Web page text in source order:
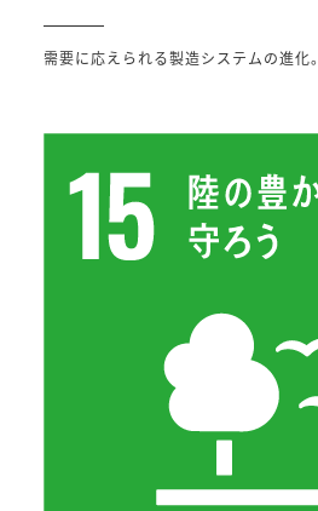
需要に応えられる製造システムの進化。